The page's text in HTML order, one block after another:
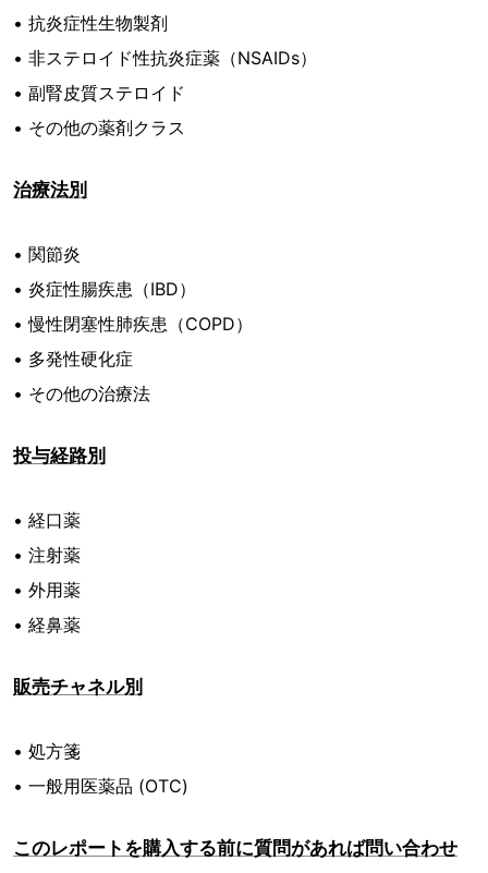
• 抗炎症性生物製剤
• 非ステロイド性抗炎症薬（NSAIDs）
• 副腎皮質ステロイド
• その他の薬剤クラス
治療法別
• 関節炎
• 炎症性腸疾患（IBD）
• 慢性閉塞性肺疾患（COPD）
• 多発性硬化症
• その他の治療法
投与経路別
• 経口薬
• 注射薬
• 外用薬
• 経鼻薬
販売チャネル別
• 処方箋
• 一般用医薬品 (OTC)
このレポートを購入する前に質問があれば問い合わせ